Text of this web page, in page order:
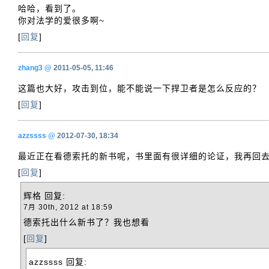
哈哈，看到了。
你对法学的爱很多啊~
[回复]
zhang3 @ 2011-05-05, 11:46
这篇也大好，攻击到位，能不能说一下捍卫者是怎么反应的？
[回复]
azzssss @ 2012-07-30, 18:34
最近正在看德索托的新书呢，书里面有很详细的论证，我再回
[回复]
辉格 回复:
7月 30th, 2012 at 18:59
德索托出什么新书了？我也想看
[回复]
azzssss 回复: